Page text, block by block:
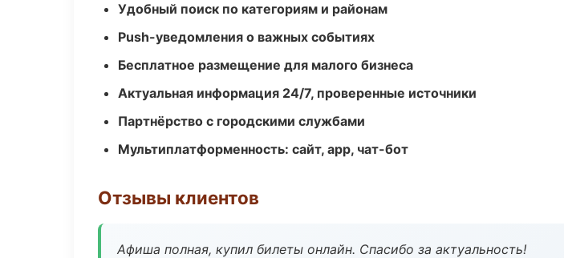
Удобный поиск по категориям и районам
Push-уведомления о важных событиях
Бесплатное размещение для малого бизнеса
Актуальная информация 24/7, проверенные источники
Партнёрство с городскими службами
Мультиплатформенность: сайт, app, чат-бот
Отзывы клиентов
Афиша полная, купил билеты онлайн. Спасибо за актуальность!